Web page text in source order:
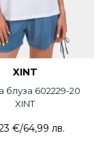
XINT
блуза 602229-20
XINT
€/64,99 лв.